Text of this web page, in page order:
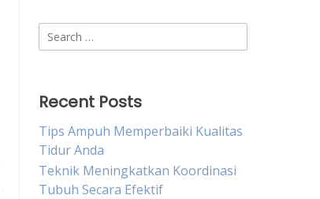
Search
for:
Recent Posts
Tips Ampuh Memperbaiki Kualitas
Tidur Anda
Teknik Meningkatkan Koordinasi
Tubuh Secara Efektif